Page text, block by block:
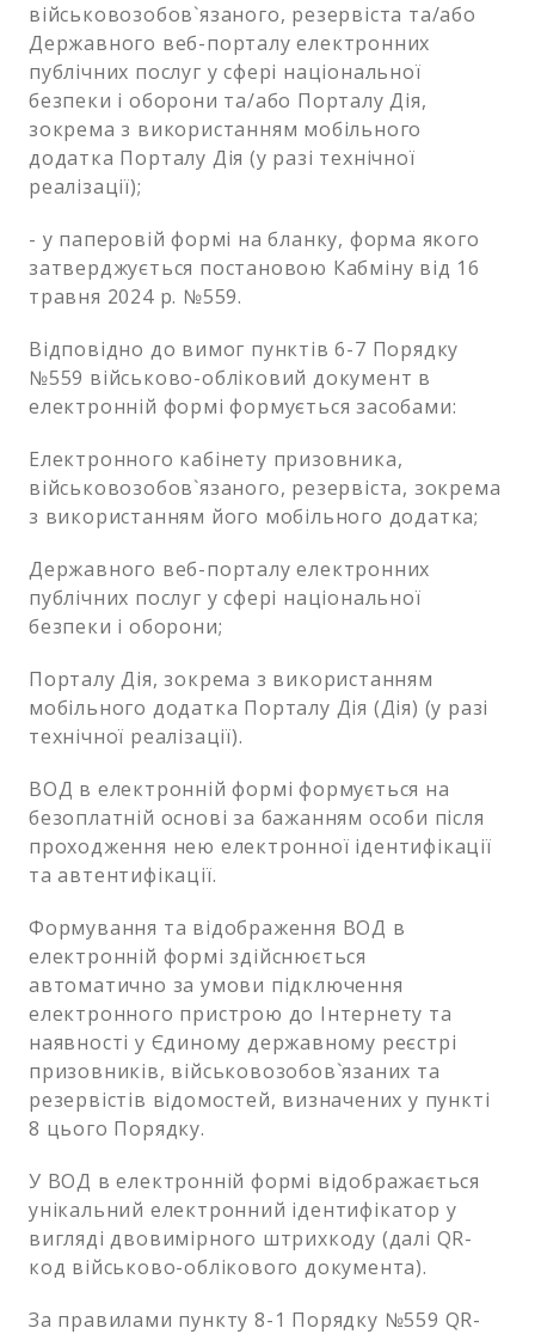
військовозобов`язаного, резервіста та/або
Державного веб-порталу електронних
публічних послуг у сфері національної
безпеки і оборони та/або Порталу Дія,
зокрема з використанням мобільного
додатка Порталу Дія (у разі технічної
реалізації);
- у паперовій формі на бланку, форма якого
затверджується постановою Кабміну від 16
травня 2024 р. №559.
Відповідно до вимог пунктів 6-7 Порядку
№559 військово-обліковий документ в
електронній формі формується засобами:
Електронного кабінету призовника,
військовозобов`язаного, резервіста, зокрема
з використанням його мобільного додатка;
Державного веб-порталу електронних
публічних послуг у сфері національної
безпеки і оборони;
Порталу Дія, зокрема з використанням
мобільного додатка Порталу Дія (Дія) (у разі
технічної реалізації).
ВОД в електронній формі формується на
безоплатній основі за бажанням особи після
проходження нею електронної ідентифікації
та автентифікації.
Формування та відображення ВОД в
електронній формі здійснюється
автоматично за умови підключення
електронного пристрою до Інтернету та
наявності у Єдиному державному реєстрі
призовників, військовозобов`язаних та
резервістів відомостей, визначених у пункті
8 цього Порядку.
У ВОД в електронній формі відображається
унікальний електронний ідентифікатор у
вигляді двовимірного штрихкоду (далі QR-
код військово-облікового документа).
За правилами пункту 8-1 Порядку №559 QR-